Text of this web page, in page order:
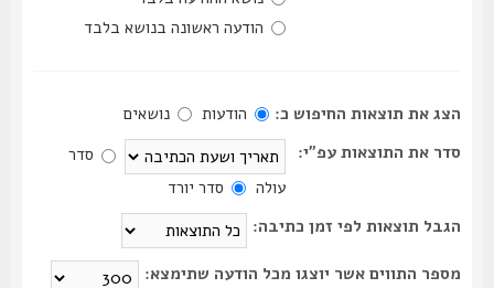
הודעה ראשונה בנושא בלבד
הצג את תוצאות החיפוש כ: הודעות
נושאים
סדר את התוצאות עפ"י:
סדר
סדר יורד
הגבל תוצאות לפי זמן כתיבה:
מספר התווים אשר יוצגו מכל הודעה שתימצא: